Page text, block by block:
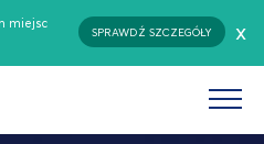
miejsc
SPRAWDŹ SZCZEGÓŁY x